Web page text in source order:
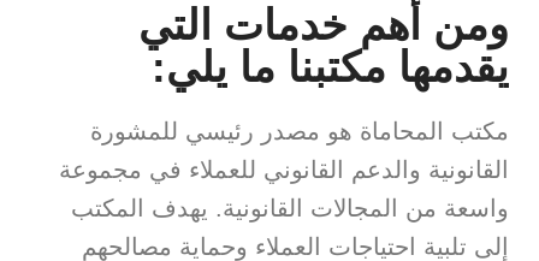
ومن أهم خدمات التي
يقدمها مكتبنا ما يلي:
مكتب المحاماة هو مصدر رئيسي للمشورة
القانونية والدعم القانوني للعملاء في مجموعة
واسعة من المجالات القانونية. يهدف المكتب
إلى تلبية احتياجات العملاء وحماية مصالحهم